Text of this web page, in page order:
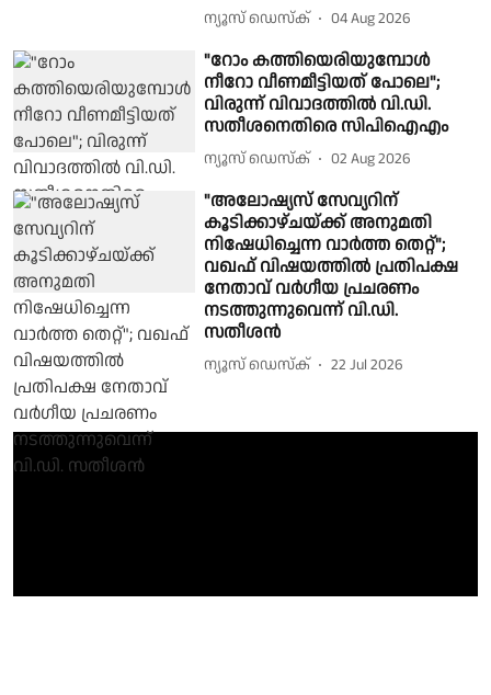
ന്യൂസ് ഡെസ്ക് 04 Aug 2026
"റോം കത്തിയെരിയുമ്പോൾ
നീറോ വീണമീട്ടിയത് പോലെ";
വിരുന്ന് വിവാദത്തിൽ വി.ഡി.
സതീശനെതിരെ സിപിഐഎം
ന്യൂസ് ഡെസ്ക് 02 Aug 2026
"അലോഷ്യസ് സേവ്യറിന്
കൂടിക്കാഴ്ചയ്ക്ക് അനുമതി
നിഷേധിച്ചെന്ന വാർത്ത തെറ്റ്";
വഖഫ് വിഷയത്തിൽ പ്രതിപക്ഷ
നേതാവ് വർഗീയ പ്രചരണം
നടത്തുന്നുവെന്ന് വി.ഡി.
സതീശൻ
ന്യൂസ് ഡെസ്ക് 22 Jul 2026